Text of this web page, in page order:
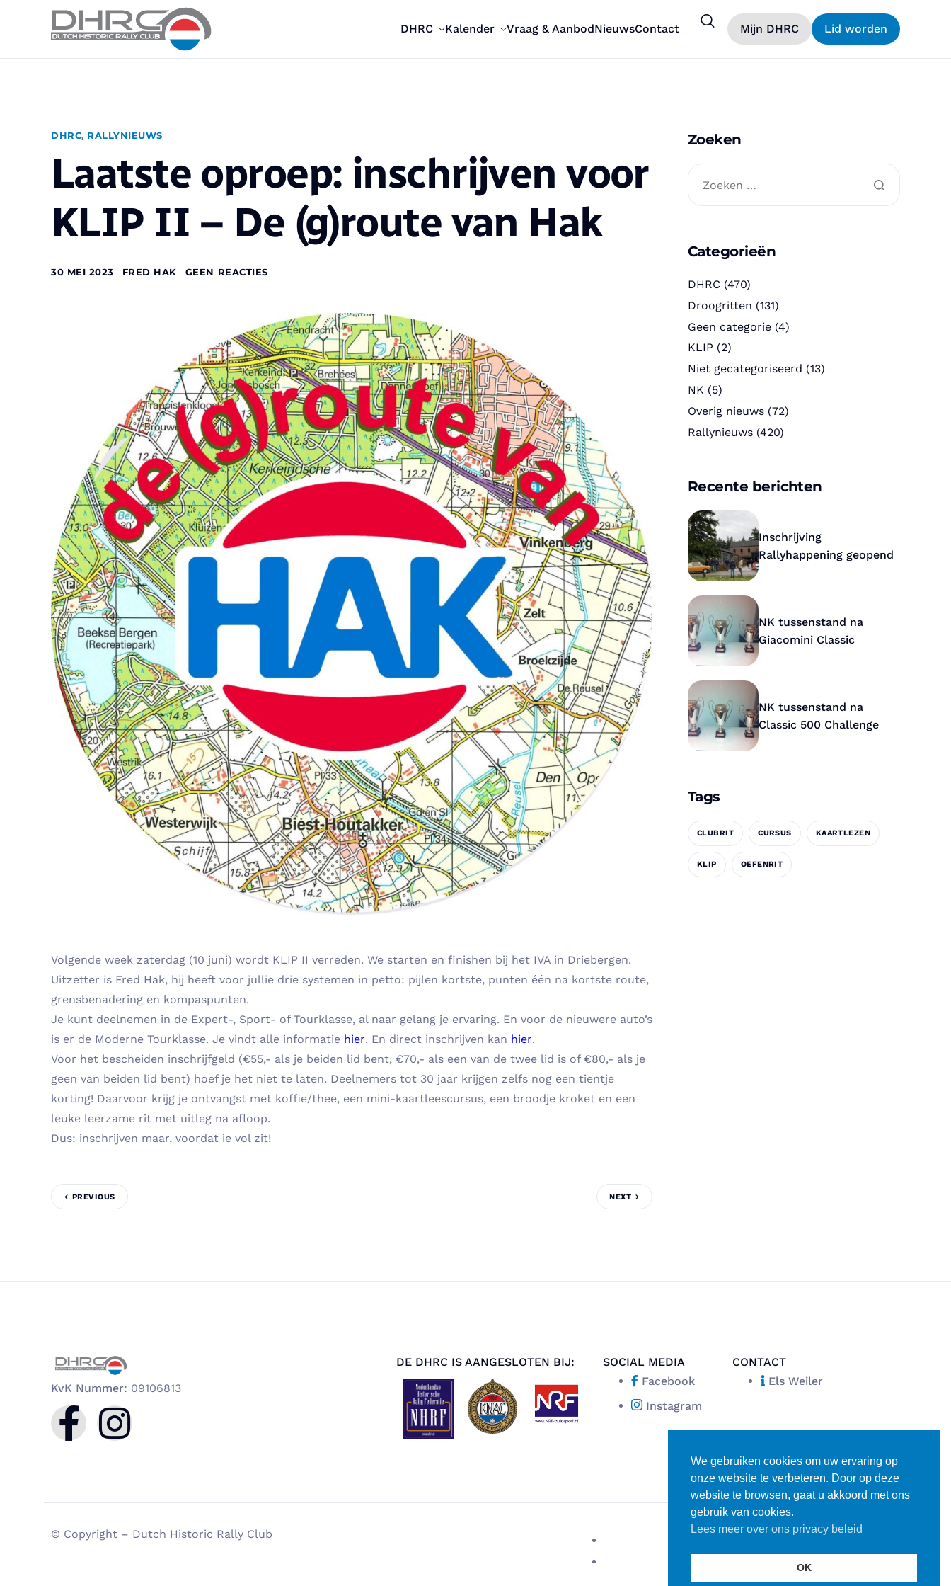
DHRC Kalender Vraag & AanbodNieuwsContact Mijn DHRC Lid worden
DHRC, RALLYNIEUWS
Laatste oproep: inschrijven voor
KLIP II – De (g)route van Hak
30 MEI 2023 FRED HAK GEEN REACTIES
Volgende week zaterdag (10 juni) wordt KLIP II verreden. We starten en finishen bij het IVA in Driebergen.
Uitzetter is Fred Hak, hij heeft voor jullie drie systemen in petto: pijlen kortste, punten één na kortste route,
grensbenadering en kompaspunten.
Je kunt deelnemen in de Expert-, Sport- of Tourklasse, al naar gelang je ervaring. En voor de nieuwere auto’s
is er de Moderne Tourklasse. Je vindt alle informatie hier. En direct inschrijven kan hier.
Voor het bescheiden inschrijfgeld (€55,- als je beiden lid bent, €70,- als een van de twee lid is of €80,- als je
geen van beiden lid bent) hoef je het niet te laten. Deelnemers tot 30 jaar krijgen zelfs nog een tientje
korting! Daarvoor krijg je ontvangst met koffie/thee, een mini-kaartleescursus, een broodje kroket en een
leuke leerzame rit met uitleg na afloop.
Dus: inschrijven maar, voordat ie vol zit!
PREVIOUS NEXT
Zoeken
Categorieën
DHRC (470)
Droogritten (131)
Geen categorie (4)
KLIP (2)
Niet gecategoriseerd (13)
NK (5)
Overig nieuws (72)
Rallynieuws (420)
Recente berichten
Inschrijving
Rallyhappening geopend
NK tussenstand na
Giacomini Classic
NK tussenstand na
Classic 500 Challenge
Tags
CLUBRIT CURSUS KAARTLEZEN
KLIP OEFENRIT
KvK Nummer: 09106813
DE DHRC IS AANGESLOTEN BIJ:
SOCIAL MEDIA
Facebook
Instagram
CONTACT
Els Weiler
© Copyright – Dutch Historic Rally Club
Privacy verklaring
We gebruiken cookies om uw ervaring op
onze website te verbeteren. Door op deze
website te browsen, gaat u akkoord met ons
gebruik van cookies.
Lees meer over ons privacy beleid
OK